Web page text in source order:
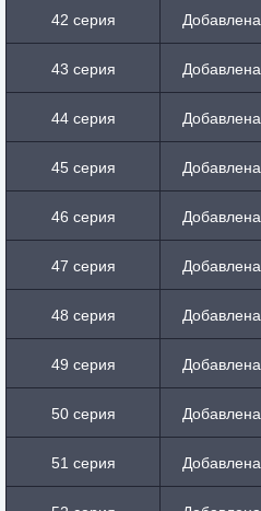
42 серия Добавлена
43 серия Добавлена
44 серия Добавлена
45 серия Добавлена
46 серия Добавлена
47 серия Добавлена
48 серия Добавлена
49 серия Добавлена
50 серия Добавлена
51 серия Добавлена